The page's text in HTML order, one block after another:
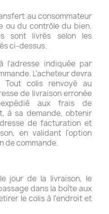
au consommateur
ou du contrôle du bien.
sont livrés selon les
ci-dessus.
l'adresse indiquée par
L’acheteur devra
Tout colis renvoyé au
de livraison erronée
aux frais de
à sa demande, obtenir
de facturation et
en validant l'option
de commande.
jour de la livraison, le
dans la boîte aux
le colis à l'endroit et